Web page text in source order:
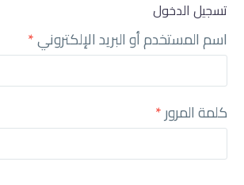
English
تسجيل الدخول
اسم المستخدم أو البريد الإلكتروني*
كلمة المرور*